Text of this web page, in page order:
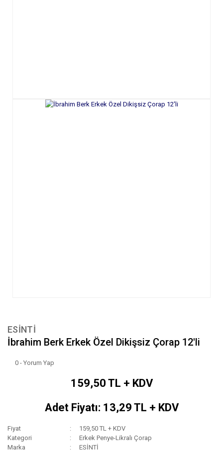
ESİNTİ
İbrahim Berk Erkek Özel Dikişsiz Çorap 12'li
0 - Yorum Yap
159,50 TL + KDV
Adet Fiyatı: 13,29 TL + KDV
Fiyat
159,50 TL + KDV
Kategori
Erkek Penye-Likralı Çorap
Marka
ESİNTİ